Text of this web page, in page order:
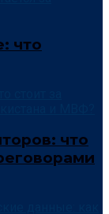
что
что